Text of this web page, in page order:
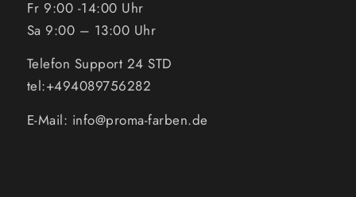
Fr 9:00 -14:00 Uhr
Sa 9:00 – 13:00 Uhr
Telefon Support 24 STD
tel:+494089756282
E-Mail: info@proma-farben.de